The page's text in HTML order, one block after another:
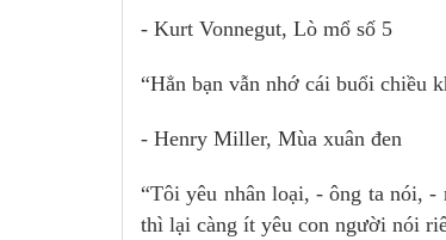
- Kurt Vonnegut, Lò mổ số 5
“Hẳn bạn vẫn nhớ cái buổi chiều
- Henry Miller, Mùa xuân đen
“Tôi yêu nhân loại, - ông ta nói, -
thì lại càng ít yêu con người nói